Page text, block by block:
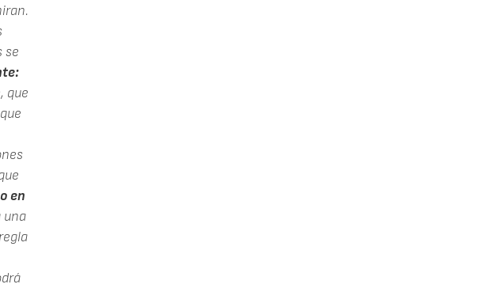
se
que
en
una